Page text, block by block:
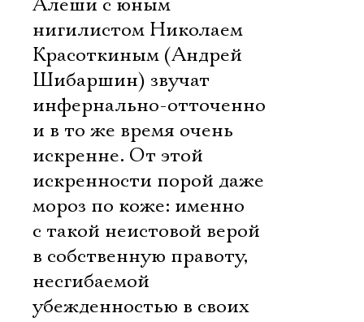
Алеши с юным
нигилистом Николаем
Красоткиным (Андрей
Шибаршин) звучат
инфернально-отточенно
и в то же время очень
искренне. От этой
искренности порой даже
мороз по коже: именно
с такой неистовой верой
в собственную правоту,
несгибаемой
убежденностью в своих